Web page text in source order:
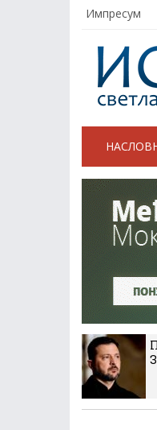
Импресум